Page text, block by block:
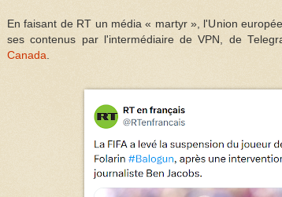
En faisant de RT un média « martyr », l'Union
ses contenus par l'intermédiaire de VPN, de
Canada